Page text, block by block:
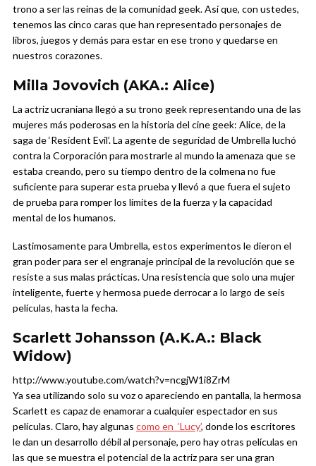
trono a ser las reinas de la comunidad geek. Así que, con ustedes,
tenemos las cinco caras que han representado personajes de
libros, juegos y demás para estar en ese trono y quedarse en
nuestros corazones.
Milla Jovovich (AKA.: Alice)
La actriz ucraniana llegó a su trono geek representando una de las
mujeres más poderosas en la historia del cine geek: Alice, de la
saga de ‘Resident Evil’. La agente de seguridad de Umbrella luchó
contra la Corporación para mostrarle al mundo la amenaza que se
estaba creando, pero su tiempo dentro de la colmena no fue
suficiente para superar esta prueba y llevó a que fuera el sujeto
de prueba para romper los límites de la fuerza y la capacidad
mental de los humanos.
Lastimosamente para Umbrella, estos experimentos le dieron el
gran poder para ser el engranaje principal de la revolución que se
resiste a sus malas prácticas. Una resistencia que solo una mujer
inteligente, fuerte y hermosa puede derrocar a lo largo de seis
películas, hasta la fecha.
Scarlett Johansson (A.K.A.: Black
Widow)
http://www.youtube.com/watch?v=ncgjW1i8ZrM
Ya sea utilizando solo su voz o apareciendo en pantalla, la hermosa
Scarlett es capaz de enamorar a cualquier espectador en sus
películas. Claro, hay algunas como en ‘Lucy’, donde los escritores
le dan un desarrollo débil al personaje, pero hay otras películas en
las que se muestra el potencial de la actriz para ser una gran